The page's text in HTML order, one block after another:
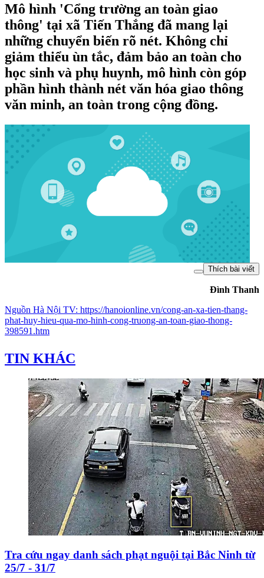
Mô hình 'Cổng trường an toàn giao
thông' tại xã Tiến Thắng đã mang lại
những chuyển biến rõ nét. Không chỉ
giảm thiểu ùn tắc, đảm bảo an toàn cho
học sinh và phụ huynh, mô hình còn góp
phần hình thành nét văn hóa giao thông
văn minh, an toàn trong cộng đồng.
Thích bài viết
Đình Thanh
Nguồn Hà Nội TV: https://hanoionline.vn/cong-an-xa-tien-thang-
phat-huy-hieu-qua-mo-hinh-cong-truong-an-toan-giao-thong-
398591.htm
TIN KHÁC
Tra cứu ngay danh sách phạt nguội tại Bắc Ninh từ
25/7 - 31/7